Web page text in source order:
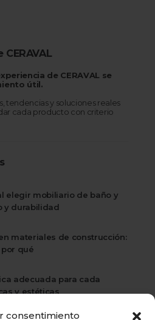
consentimiento
de CERAVAL se
útil.
tendencias y soluciones reales
cada producto con criterio
elegir mobiliario de baño y
y durabilidad
materiales de construcción:
qué
adecuada para cada
y estéticas